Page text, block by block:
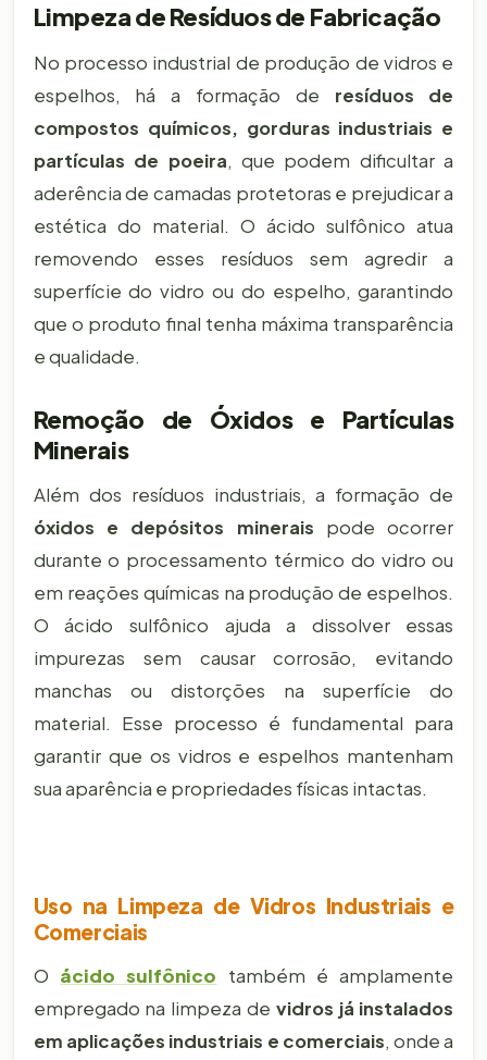
Limpeza de Resíduos de Fabricação
No processo industrial de produção de vidros e
espelhos, há a formação de resíduos de
compostos químicos, gorduras industriais e
partículas de poeira, que podem dificultar a
aderência de camadas protetoras e prejudicar a
estética do material. O ácido sulfônico atua
removendo esses resíduos sem agredir a
superfície do vidro ou do espelho, garantindo
que o produto final tenha máxima transparência
e qualidade.
Remoção de Óxidos e Partículas
Minerais
Além dos resíduos industriais, a formação de
óxidos e depósitos minerais pode ocorrer
durante o processamento térmico do vidro ou
em reações químicas na produção de espelhos.
O ácido sulfônico ajuda a dissolver essas
impurezas sem causar corrosão, evitando
manchas ou distorções na superfície do
material. Esse processo é fundamental para
garantir que os vidros e espelhos mantenham
sua aparência e propriedades físicas intactas.
Uso na Limpeza de Vidros Industriais e
Comerciais
O ácido sulfônico também é amplamente
empregado na limpeza de vidros já instalados
em aplicações industriais e comerciais, onde a